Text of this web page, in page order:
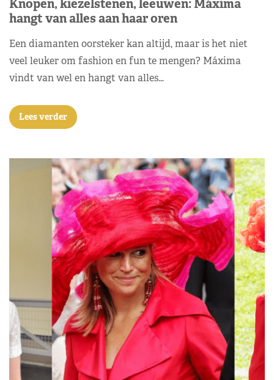
Knopen, kiezelstenen, leeuwen: Máxima
hangt van alles aan haar oren
Een diamanten oorsteker kan altijd, maar is het niet
veel leuker om fashion en fun te mengen? Máxima
vindt van wel en hangt van alles…
Lees verder